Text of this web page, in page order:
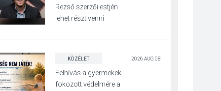
Rezső szerzői estjén
lehet részt venni
KÖZÉLET 2026 AUG 08
Felhívás a gyermekek
fokozott védelmére a